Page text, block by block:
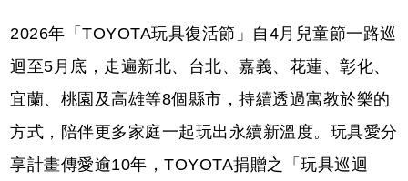
2026年「TOYOTA玩具復活節」自4月兒童節一路巡
迴至5月底，走遍新北、台北、嘉義、花蓮、彰化、
宜蘭、桃園及高雄等8個縣市，持續透過寓教於樂的
方式，陪伴更多家庭一起玩出永續新溫度。玩具愛分
享計畫傳愛逾10年，TOYOTA捐贈之「玩具巡迴